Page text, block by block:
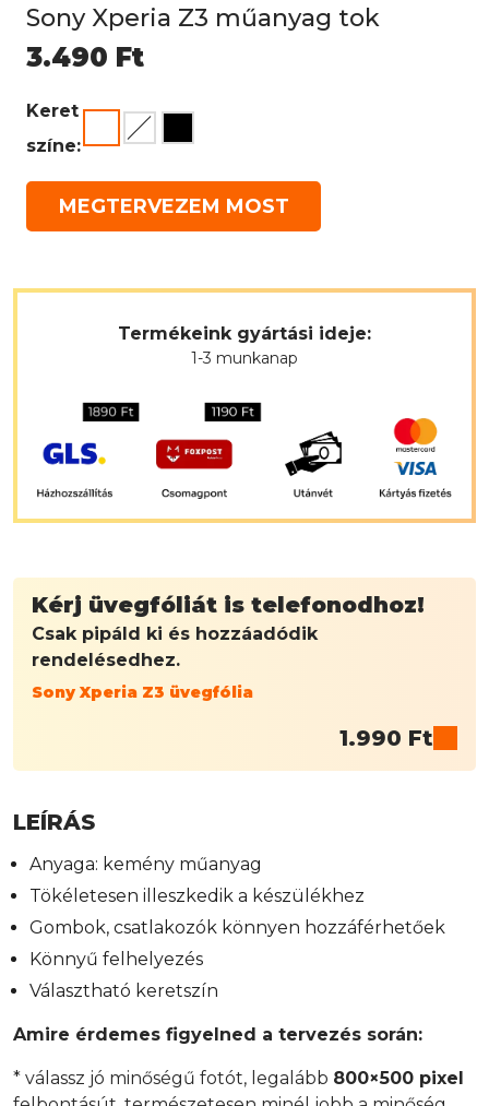
Sony Xperia Z3 műanyag tok
3.490 Ft
Keret
színe:
MEGTERVEZEM MOST
Termékeink gyártási ideje:
1-3 munkanap
Kérj üvegfóliát is telefonodhoz!
Csak pipáld ki és hozzáadódik
rendelésedhez.
Sony Xperia Z3 üvegfólia
1.990 Ft
LEÍRÁS
Anyaga: kemény műanyag
Tökéletesen illeszkedik a készülékhez
Gombok, csatlakozók könnyen hozzáférhetőek
Könnyű felhelyezés
Választható keretszín
Amire érdemes figyelned a tervezés során:
* válassz jó minőségű fotót, legalább 800×500 pixel